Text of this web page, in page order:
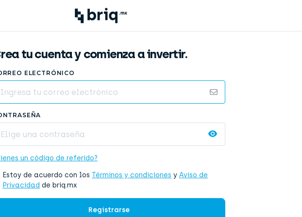
tu cuenta y comienza a invertir.
ELECTRÓNICO
un código de referido?
Estoy de acuerdo con los Términos y condiciones y Aviso de
Privacidad de briq.mx